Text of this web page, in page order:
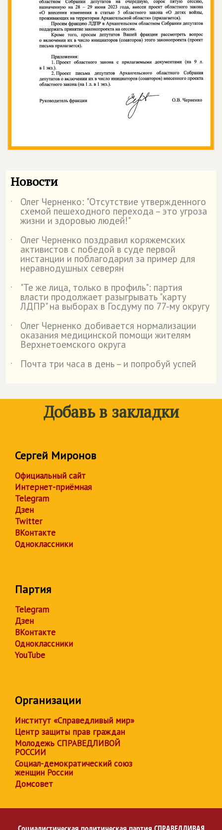
Новости
˙ Олег Черненко: "Отсутствие утвержденного
схемой пешеходного перехода – это угроза
жизни и здоровью людей!"
˙
Олег Черненко поздравил коряжемских
активистов с победой в суде первой
инстанции и поблагодарил за пример для
неравнодушных северян
˙
"Те же лица, только в профиль": партия
власти продолжает разыгрывать "карту
ЛДПР" на выборах в Госдуму по 77-му округу
˙
Олег Черненко добивается нормализации
оказания медицинской помощи жителям
Верхнетоемского округа
˙
Почта три часа в день – и попробуй успей
Добавь в закладки
Сергей Миронов
Официальный сайт
Интернет-приёмная
Telegram
Дзен
Twitter
ВКонтакте
Одноклассники
Партия
Telegram
Дзен
ВКонтакте
Одноклассники
YouTube
Организации
Институт «Справедливый мир»
Центр защиты прав граждан
Молодежь СПРАВЕДЛИВОЙ
РОССИИ
Социал-демократический союз
женщин России
Домсовет